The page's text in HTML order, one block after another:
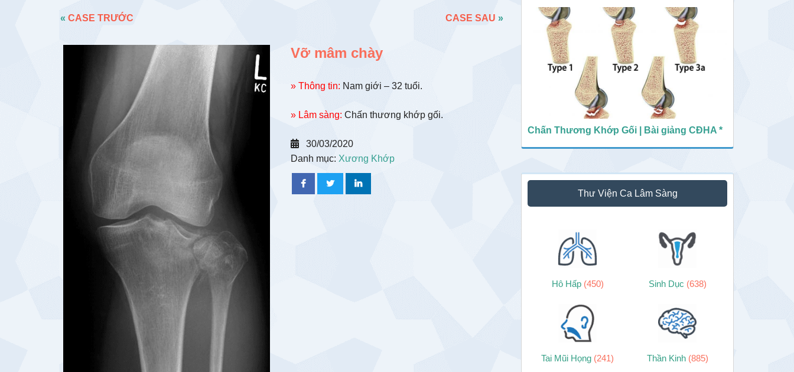
« CASE TRƯỚC CASE SAU »
Vỡ mâm chày
» Thông tin: Nam giới – 32 tuổi.
» Lâm sàng: Chấn thương khớp gối.
30/03/2020
Danh mục: Xương Khớp
Chấn Thương Khớp Gối | Bài giảng CĐHA *
Thư Viện Ca Lâm Sàng
Hô Hấp (450) Sinh Dục (638)
Tai Mũi Họng (241) Thần Kinh (885)